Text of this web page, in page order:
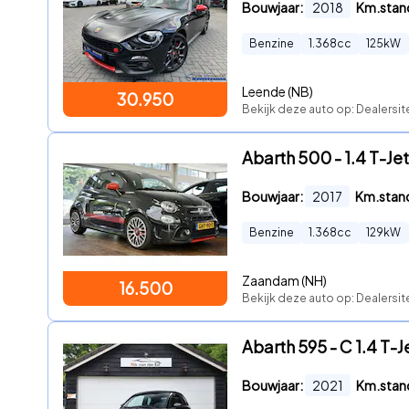
30.950
Bouwjaar: 2018
Benzine 1.368cc 125 kW
Leende (NB)
Bekijk deze auto op:
16.500
Abarth 500 - 1.4 T-
Bouwjaar: 2017
Benzine 1.368cc 129 kW
Zaandam (NH)
Bekijk deze auto op:
Abarth 595 - C 1.4
Bouwjaar: 2021